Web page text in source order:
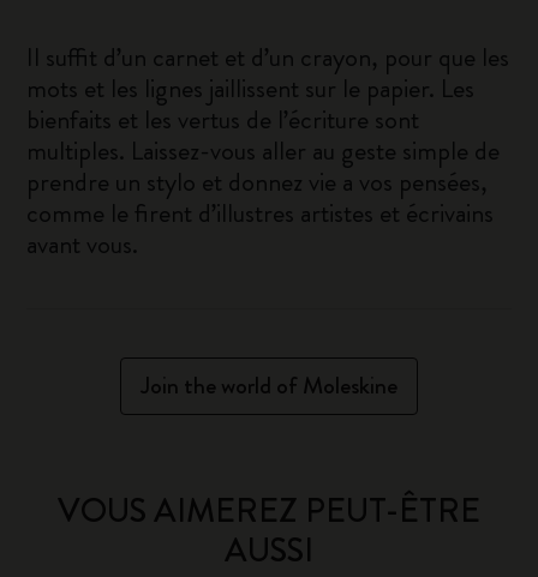
Il suffit d’un carnet et d’un crayon, pour que les
mots et les lignes jaillissent sur le papier. Les
bienfaits et les vertus de l’écriture sont
multiples. Laissez-vous aller au geste simple de
prendre un stylo et donnez vie a vos pensées,
comme le firent d’illustres artistes et écrivains
avant vous.
Join the world of Moleskine
VOUS AIMEREZ PEUT-ÊTRE
AUSSI